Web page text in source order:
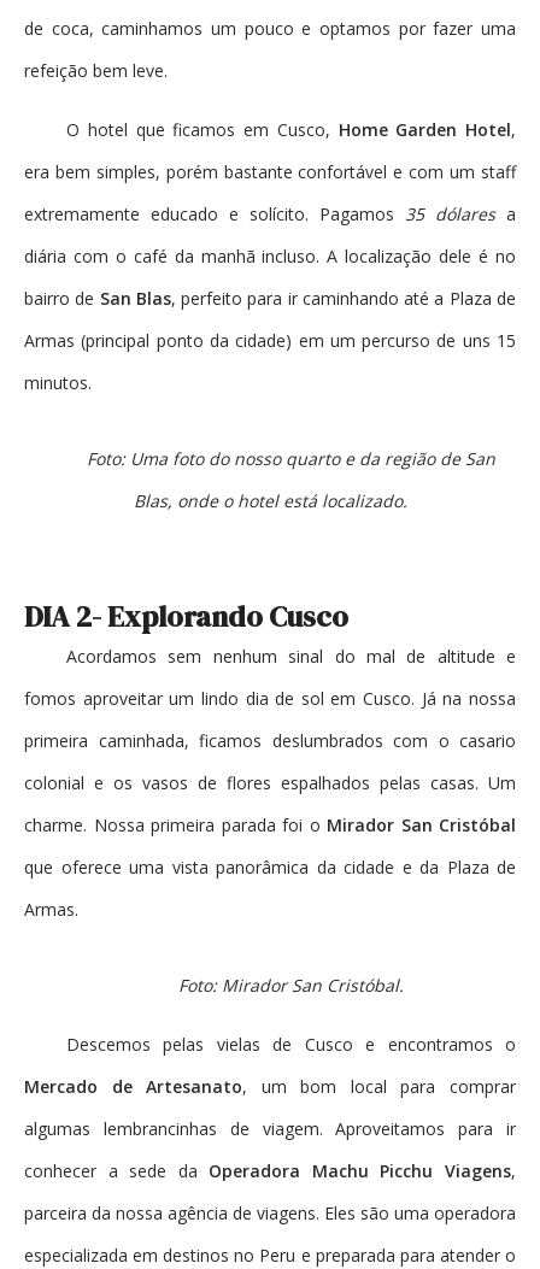
de coca, caminhamos um pouco e optamos por fazer uma
refeição bem leve.
O hotel que ficamos em Cusco, Home Garden Hotel,
era bem simples, porém bastante confortável e com um staff
extremamente educado e solícito. Pagamos 35 dólaresa
diária com o café da manhã incluso. A localização dele é no
bairro de San Blas, perfeito para ir caminhando até a Plaza de
Armas (principal ponto da cidade) em um percurso de uns 15
minutos.
Foto: Uma foto do nosso quarto e da região de San
Blas, onde o hotel está localizado.
DIA 2- Explorando Cusco
Acordamos sem nenhum sinal do mal de altitude e
fomos aproveitar um lindo dia de sol em Cusco. Já na nossa
primeira caminhada, ficamos deslumbrados com o casario
colonial e os vasos de flores espalhados pelas casas. Um
charme. Nossa primeira parada foi o Mirador San Cristóbal
que oferece uma vista panorâmica da cidade e da Plaza de
Armas.
Foto: Mirador San Cristóbal.
Descemos pelas vielas de Cusco e encontramos o
Mercado de Artesanato, um bom local para comprar
algumas lembrancinhas de viagem. Aproveitamos para ir
conhecer a sede da Operadora Machu Picchu Viagens,
parceira da nossa agência de viagens. Eles são uma operadora
especializada em destinos no Peru e preparada para atender o